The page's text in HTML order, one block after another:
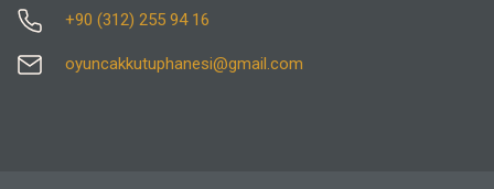
+90 (312) 255 94 16
oyuncakkutuphanesi@gmail.com